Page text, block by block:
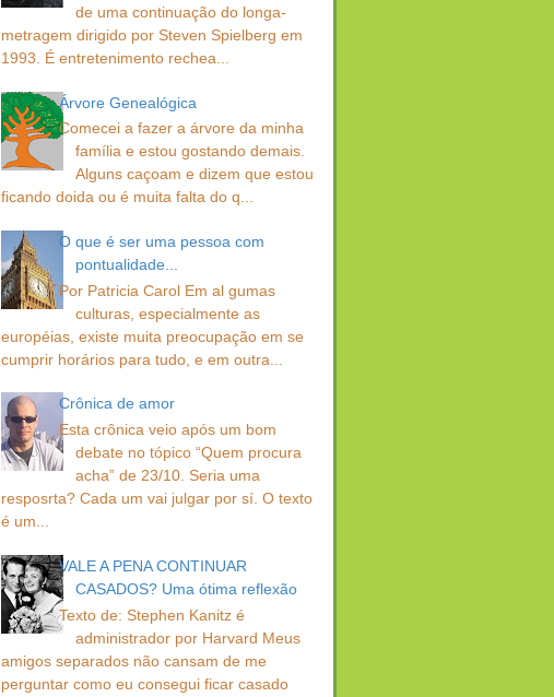
de uma continuação do longa-
metragem dirigido por Steven Spielberg em
1993. É entretenimento rechea...
Árvore Genealógica
Comecei a fazer a árvore da minha
família e estou gostando demais.
Alguns caçoam e dizem que estou
ficando doida ou é muita falta do q...
O que é ser uma pessoa com
pontualidade...
Por Patricia Carol Em al gumas
culturas, especialmente as
européias, existe muita preocupação em se
cumprir horários para tudo, e em outra...
Crônica de amor
Esta crônica veio após um bom
debate no tópico “Quem procura
acha” de 23/10. Seria uma
resposrta? Cada um vai julgar por sí. O texto
é um...
VALE A PENA CONTINUAR
CASADOS? Uma ótima reflexão
Texto de: Stephen Kanitz é
administrador por Harvard Meus
amigos separados não cansam de me
perguntar como eu consegui ficar casado